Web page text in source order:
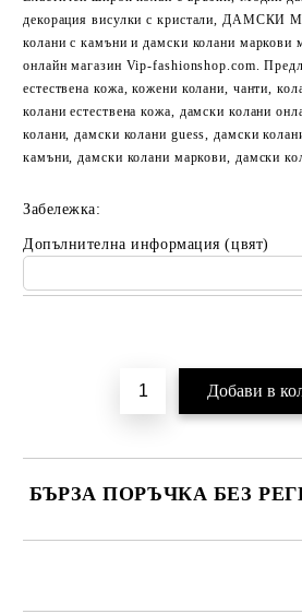
декорация висулки с кристали,
колани с камъни и дамски колани маркови
онлайн магазин Vip-fashionshop.com.
естествена кожа, кожени колани, чанти,
колани естествена кожа, дамски колани
колани, дамски колани guess, дамски
камъни, дамски колани маркови, дамски
Забележка:
Допълнителна информация (цвят)
БЪРЗА ПОРЪЧКА БЕЗ